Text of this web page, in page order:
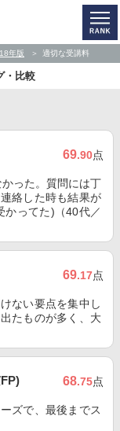
年版 適切な受講料
・比較
69.90点
った。質問には丁
絡した時も結果が
かってた)（40代／
69.17点
ない要点を集中し
たものが多く、大
68.75点
ズで、最後までス